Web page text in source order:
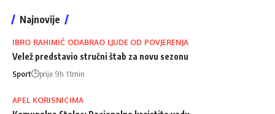
Najnovije
IBRO RAHIMIĆ ODABRAO LJUDE OD POVJERENJA
Velež predstavio stručni štab za novu sezonu
Sport prije 9h 11min
APEL KORISNICIMA